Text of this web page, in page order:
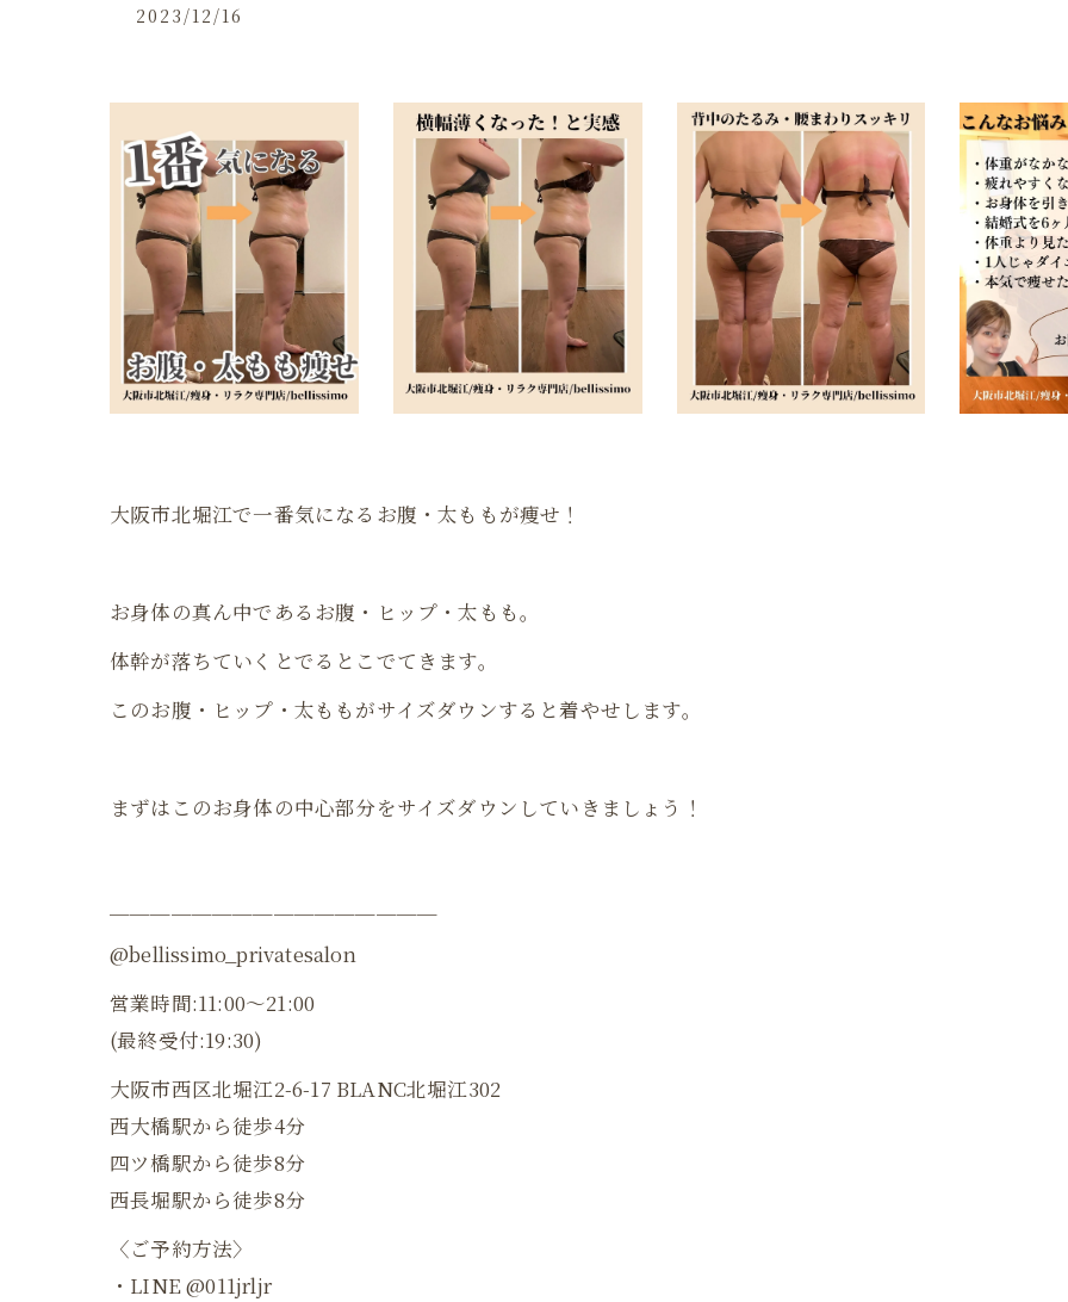
2023/12/16
大阪市北堀江で一番気になるお腹・太ももが痩せ！
お身体の真ん中であるお腹・ヒップ・太もも。
体幹が落ちていくとでるとこでてきます。
このお腹・ヒップ・太ももがサイズダウンすると着やせします。
まずはこのお身体の中心部分をサイズダウンしていきましょう！
@bellissimo_privatesalon
営業時間:11:00〜21:00
(最終受付:19:30)
大阪市西区北堀江2-6-17 BLANC北堀江302
西大橋駅から徒歩4分
四ツ橋駅から徒歩8分
西長堀駅から徒歩8分
〈ご予約方法〉
・LINE @011jrljr